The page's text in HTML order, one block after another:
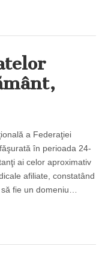
a Federaţiei
în perioada 24-
ai celor aproximativ
afiliate, constatând
fie un domeniu…